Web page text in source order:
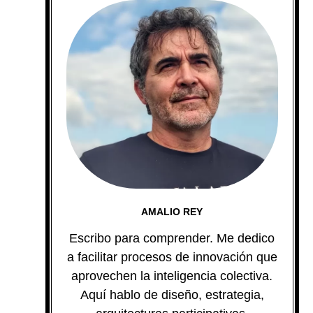
AMALIO REY
Escribo para comprender. Me dedico
a facilitar procesos de innovación que
aprovechen la inteligencia colectiva.
Aquí hablo de diseño, estrategia,